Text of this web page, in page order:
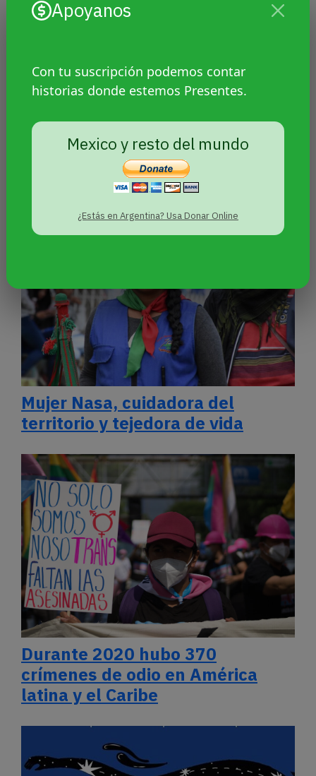
Apoyanos
Con tu suscripción podemos contar
historias donde estemos Presentes.
Mexico y resto del mundo
¿Estás en Argentina? Usa Donar Online
El pueblo U’wa de Colombia
mantiene su lucha contra las
Mujer Nasa, cuidadora del
territorio y tejedora de vida
Durante 2020 hubo 370
crímenes de odio en América
latina y el Caribe